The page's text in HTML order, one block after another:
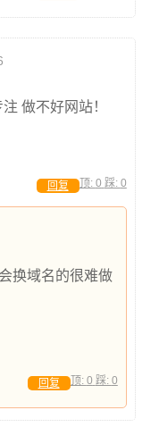
做不好网站！
顶: 0 踩: 0
回复
换域名的很难做
顶: 0 踩: 0
回复